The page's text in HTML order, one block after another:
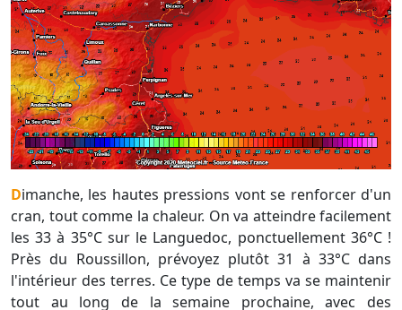
Dimanche, les hautes pressions vont se renforcer d'un
cran, tout comme la chaleur. On va atteindre facilement
les 33 à 35°C sur le Languedoc, ponctuellement 36°C !
Près du Roussillon, prévoyez plutôt 31 à 33°C dans
l'intérieur des terres. Ce type de temps va se maintenir
tout au long de la semaine prochaine, avec des